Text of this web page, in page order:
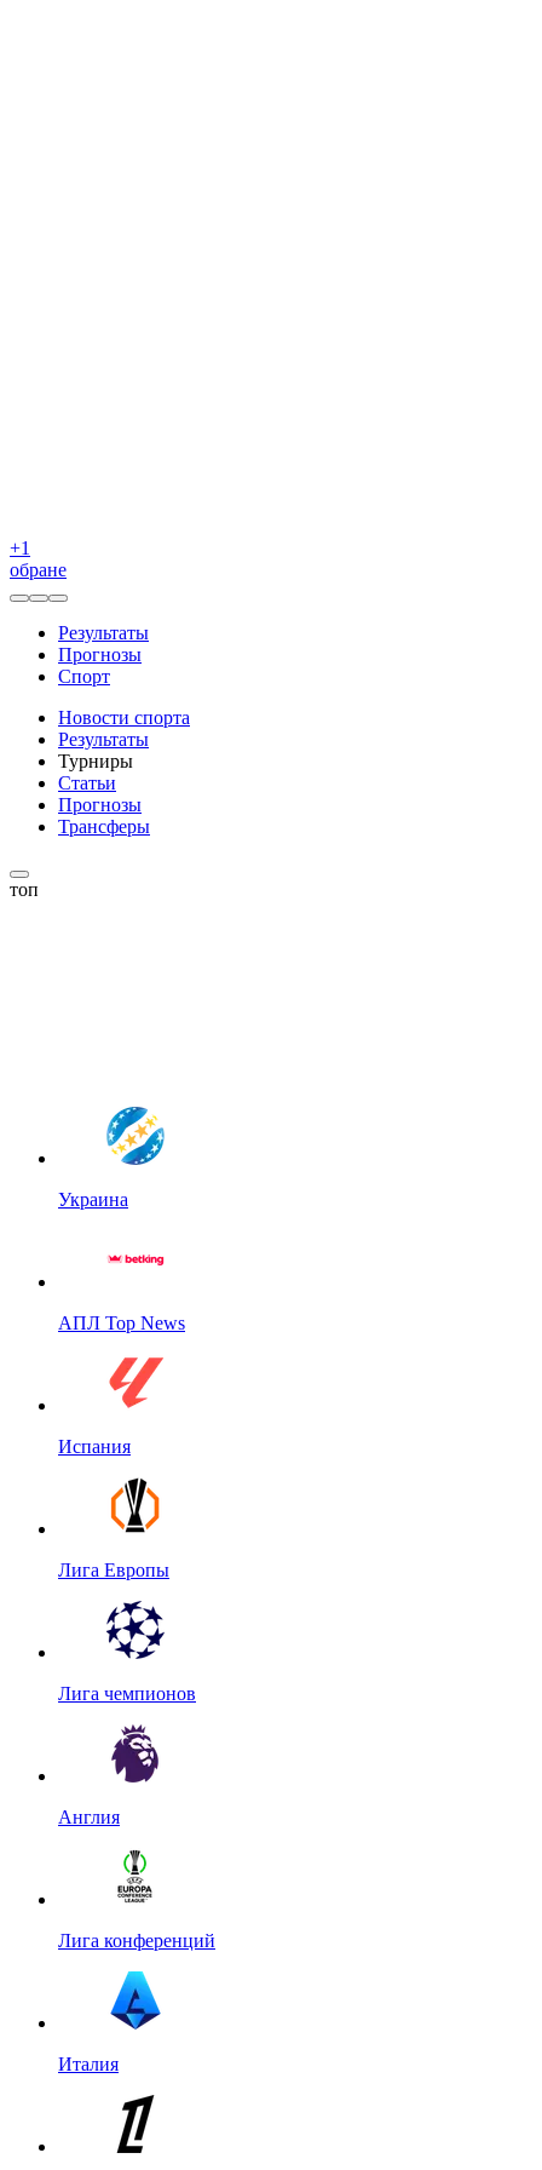
+1
обране
Результаты
Прогнозы
Спорт
Новости спорта
Результаты
Турниры
Статьи
Прогнозы
Трансферы
топ
Украина
АПЛ Top News
Испания
Лига Европы
Лига чемпионов
Англия
Лига конференций
Италия